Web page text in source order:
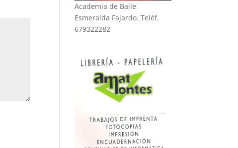
Academia de Baile
Esmeralda Fajardo. Teléf.
679322282